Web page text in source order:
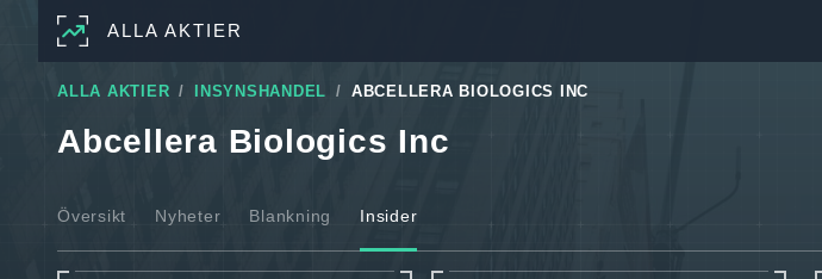
ALLA AKTIER
ALLA AKTIER INSYNSHANDEL ABCELLERA BIOLOGICS INC
Abcellera Biologics Inc
Översikt Nyheter Blankning Insider